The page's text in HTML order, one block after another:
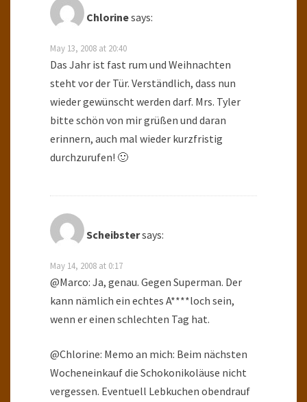
Chlorinesays:
May 13, 2008 at 20:40
Das Jahr ist fast rum und Weihnachten
steht vor der Tür. Verständlich, dass nun
wieder gewünscht werden darf. Mrs. Tyler
bitte schön von mir grüßen und daran
erinnern, auch mal wieder kurzfristig
durchzurufen! 🙂
Scheibstersays:
May 14, 2008 at 0:17
@Marco: Ja, genau. Gegen Superman. Der
kann nämlich ein echtes A****loch sein,
wenn er einen schlechten Tag hat.
@Chlorine: Memo an mich: Beim nächsten
Wocheneinkauf die Schokonikoläuse nicht
vergessen. Eventuell Lebkuchen obendrauf